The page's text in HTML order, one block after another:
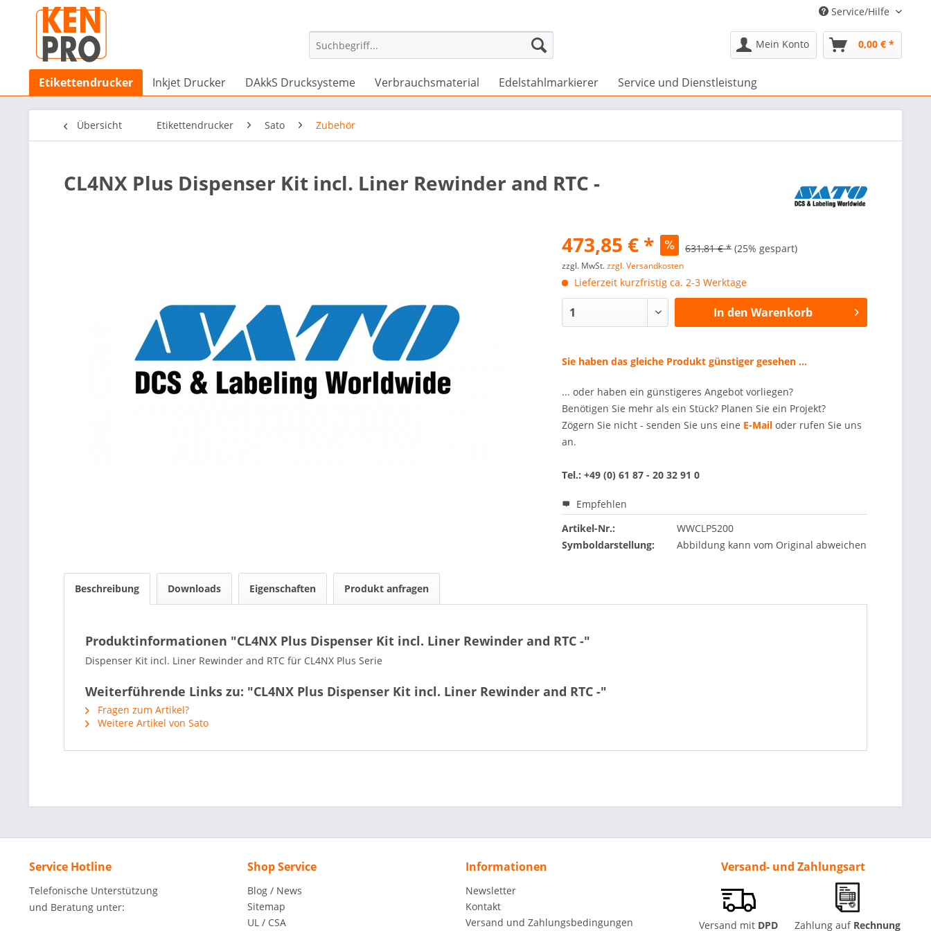
Service/Hilfe
Mein Konto 0,00 € *
Etikettendrucker Inkjet Drucker DAkkS Drucksysteme Verbrauchsmaterial Edelstahlmarkierer Service und Dienstleistung
Übersicht Etikettendrucker Sato Zubehör
CL4NX Plus Dispenser Kit incl. Liner Rewinder and RTC -
473,85 € * 631,81 € * (25% gespart)
zzgl. MwSt.zzgl. Versandkosten
Lieferzeit kurzfristig ca. 2-3 Werktage
In den Warenkorb
Sie haben das gleiche Produkt günstiger gesehen ...
... oder haben ein günstigeres Angebot vorliegen?
Benötigen Sie mehr als ein Stück? Planen Sie ein Projekt?
Zögern Sie nicht - senden Sie uns eine E-Mail oder rufen Sie uns
an.
Tel.: +49 (0) 61 87 - 20 32 91 0
Empfehlen
Artikel-Nr.:
WWCLP5200
Symboldarstellung:
Abbildung kann vom Original abweichen
Beschreibung Downloads Eigenschaften Produkt anfragen
Produktinformationen "CL4NX Plus Dispenser Kit incl. Liner Rewinder and RTC -"
Dispenser Kit incl. Liner Rewinder and RTC für CL4NX Plus Serie
Weiterführende Links zu: "CL4NX Plus Dispenser Kit incl. Liner Rewinder and RTC -"
Fragen zum Artikel?
Weitere Artikel von Sato
Service Hotline
Telefonische Unterstützung
und Beratung unter:
Shop Service
Blog / News
Sitemap
UL / CSA
Informationen
Newsletter
Kontakt
Versand und Zahlungsbedingungen
Versand- und Zahlungsart
Versand mit DPD Zahlung auf Rechnung